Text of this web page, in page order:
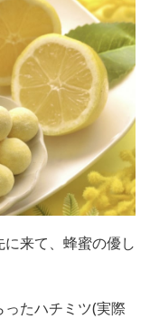
来て、蜂蜜の優し
たハチミツ(実際